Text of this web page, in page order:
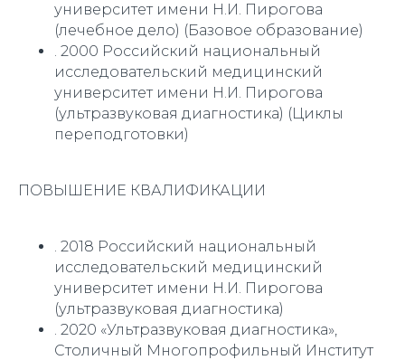
университет имени Н.И. Пирогова
(лечебное дело) (Базовое образование)
. 2000 Российский национальный
исследовательский медицинский
университет имени Н.И. Пирогова
(ультразвуковая диагностика) (Циклы
переподготовки)
ПОВЫШЕНИЕ КВАЛИФИКАЦИИ
. 2018 Российский национальный
исследовательский медицинский
университет имени Н.И. Пирогова
(ультразвуковая диагностика)
. 2020 «Ультразвуковая диагностика»,
Столичный Многопрофильный Институт